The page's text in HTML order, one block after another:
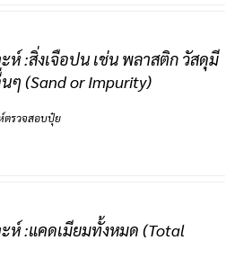
ะห์ :สิ่งเจือปน เช่น พลาสติก วัสดุมี
ๆ (Sand or Impurity)
ตรวจสอบปุ๋ย
ะห์ :แคดเมียมทั้งหมด (Total